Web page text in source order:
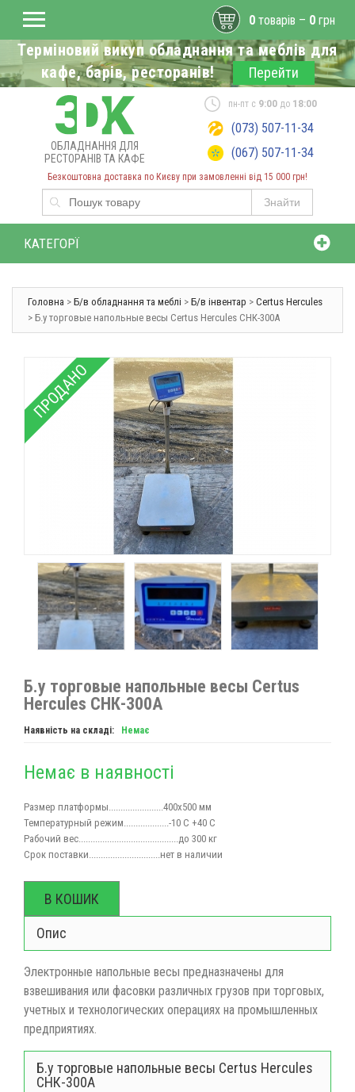
Терміновий викуп обладнання та меблів для
кафе, барів, ресторанів!
Перейти
ОБЛАДНАННЯ ДЛЯ
РЕСТОРАНІВ ТА КАФЕ
Безкоштовна доставка по Києву при замовленні від 15 000 грн!
Знайти
пн-пт с 9:00до 18:00
(073) 507-11-34
(067) 507-11-34
0 товарів – 0 грн
КАТЕГОРЇ
Головна > Б/в обладнання та меблі > Б/в інвентар > Certus Hercules
> Б.у торговые напольные весы Certus Hercules СНК-300А
ПРОДАНО
Б.у торговые напольные весы Certus
Hercules СНК-300А
Наявність на складі: Немає
Немає в наявності
Размер платформы.......................400х500 мм
Температурный режим...................-10 С +40 С
Рабочий вес..........................................до 300 кг
Срок поставки..............................нет в наличии
В КОШИК
Опис
Электронные напольные весы предназначены для
взвешивания или фасовки различных грузов при торговых,
учетных и технологических операциях на промышленных
предприятиях.
Б.у торговые напольные весы Certus Hercules
СНК-300А